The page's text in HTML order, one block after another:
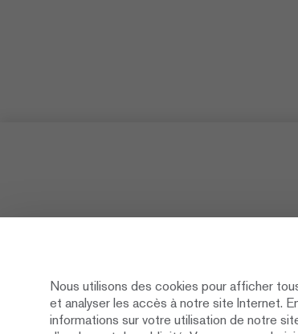
Newsletter
Nous utilisons des cookies pour afficher
et analyser les accès à notre site Internet.
informations sur votre utilisation de notre